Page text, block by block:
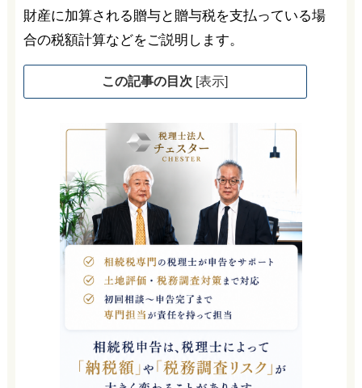
財産に加算される贈与と贈与税を支払っている場
合の税額計算などをご説明します。
この記事の目次 [表示]